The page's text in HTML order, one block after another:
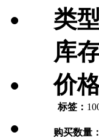
类
库
价
标签：
购买数量：